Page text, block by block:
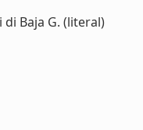
di Baja G. (literal)